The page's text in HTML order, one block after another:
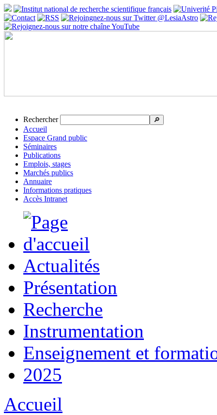
Rechercher 🔎
Accueil
Espace Grand public
Séminaires
Publications
Emplois, stages
Marchés publics
Annuaire
Informations pratiques
Accès Intranet
Actualités
Présentation
Recherche
Instrumentation
Enseignement et
2025
Accueil